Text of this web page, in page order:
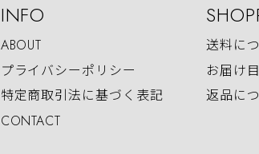
INFO
ABOUT
プライバシーポリシー
特定商取引法に基づく表記
CONTACT
送料に
お届け
返品に